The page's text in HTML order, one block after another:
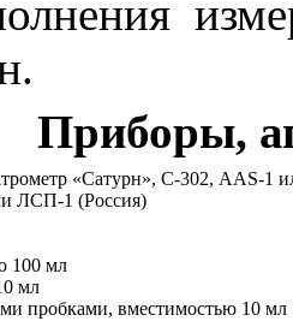
Приборы,
«Сатурн», С-302, AAS-1
ЛСП-1 (Россия)
100 мл
мл
пробками, вместимостью 10мл